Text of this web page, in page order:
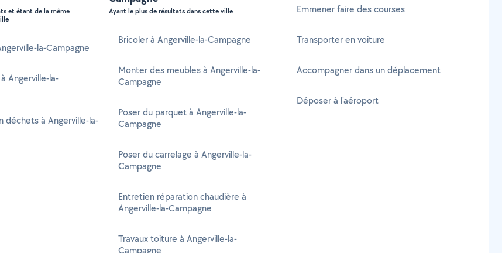
et étant de la même
la-Campagne
Angerville-la-
déchets à Angerville-la-
Ayant le plus de résultats dans cette ville
Bricoler à Angerville-la-Campagne
Monter des meubles à Angerville-la-
Campagne
Poser du parquet à Angerville-la-
Campagne
Poser du carrelage à Angerville-la-
Campagne
Entretien réparation chaudière à
Angerville-la-Campagne
Travaux toiture à Angerville-la-
Campagne
Emmener faire des courses
Transporter en voiture
Accompagner dans un déplacement
Déposer à l'aéroport